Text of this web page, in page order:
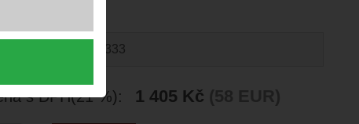
s DPH(21 %): 1 405 Kč
34333